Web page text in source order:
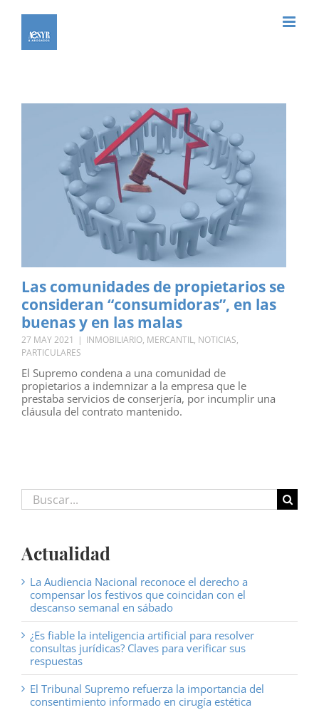
contenido
Las comunidades de propietarios se
consideran “consumidoras”, en las
buenas y en las malas
27 MAY 2021 | INMOBILIARIO, MERCANTIL, NOTICIAS,
PARTICULARES
El Supremo condena a una comunidad de
propietarios a indemnizar a la empresa que le
prestaba servicios de conserjería, por incumplir una
cláusula del contrato mantenido.
Buscar:
Actualidad
La Audiencia Nacional reconoce el derecho a
compensar los festivos que coincidan con el
descanso semanal en sábado
¿Es fiable la inteligencia artificial para resolver
consultas jurídicas? Claves para verificar sus
respuestas
El Tribunal Supremo refuerza la importancia del
consentimiento informado en cirugía estética